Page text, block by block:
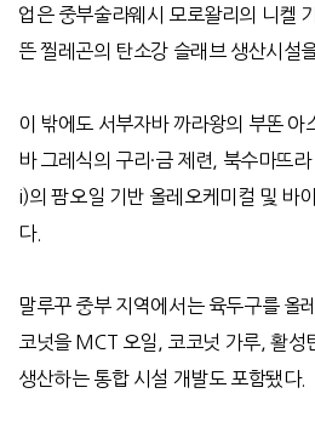
업은 중부술라웨시 모로왈리의 니켈
뜬 찔레곤의 탄소강 슬래브 생산시설
이 밖에도 서부자바 까라왕의 부똔 아
바 그레식의 구리 ·금 제련 북수마뜨라
i)의 팜오일 기반 올레오케미컬 및 바
다.
말루꾸 중부 지역에서는 육두구를 올
코넛을MCT 오일 코코넛 가루,활성
생산하는 통합 시설 개발도 포함됐다.